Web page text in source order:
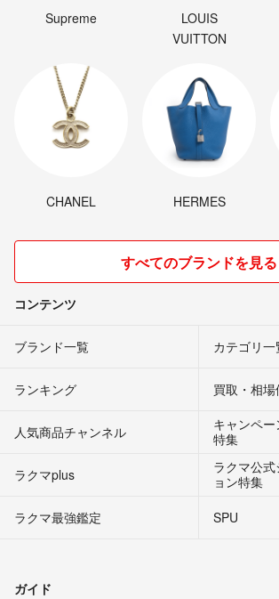
Supreme
LOUIS
VUITTON
CHANEL HERMES
すべてのブランドを見る
コンテンツ
ブランド一覧 カテゴリ一
ランキング 買取・相
人気商品チャンネル
キャンペ
特集
ラクマplus
ラクマ公
ョン特集
ラクマ最強鑑定
SPU
ガイド